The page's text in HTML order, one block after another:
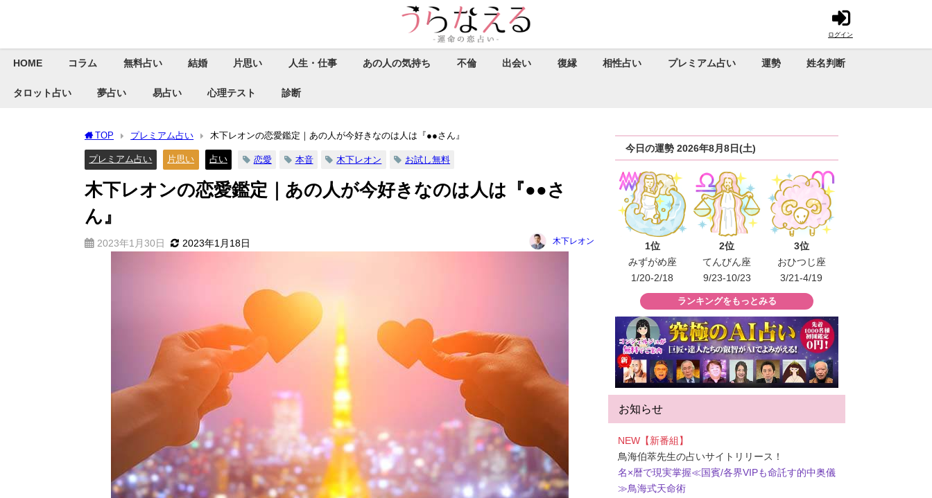
ログイン
HOME コラム 無料占い 結婚 片思い 人生・仕事 あの人の気持ち 不倫 出会い 復縁 相性占い プレミアム占い 運勢 姓名判断
タロット占い 夢占い 易占い 心理テスト 診断
TOP プレミアム占い 木下レオンの恋愛鑑定｜あの人が今好きなのは人は『●●さん』
プレミアム占い 片思い 占い 恋愛 本音 木下レオン お試し無料
木下レオンの恋愛鑑定｜あの人が今好きなのは人は『●●さ
ん』
2023年1月30日 2023年1月18日 木下レオン
今日の運勢 2026年8月8日(土)
1位
みずがめ座
1/20-2/18
2位
てんびん座
9/23-10/23
3位
おひつじ座
3/21-4/19
ランキングをもっとみる
お知らせ
NEW【新番組】
鳥海伯萃先生の占いサイトリリース！
名×暦で現実掌握≪国賓/各界VIPも命託す的中奥儀
≫鳥海式天命術